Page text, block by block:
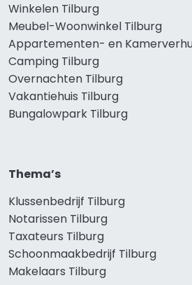
Winkelen Tilburg
Meubel-Woonwinkel Tilburg
Appartementen- en
Camping Tilburg
Overnachten Tilburg
Vakantiehuis Tilburg
Bungalowpark Tilburg
Thema’s
Klussenbedrijf Tilburg
Notarissen Tilburg
Taxateurs Tilburg
Schoonmaakbedrijf Tilburg
Makelaars Tilburg